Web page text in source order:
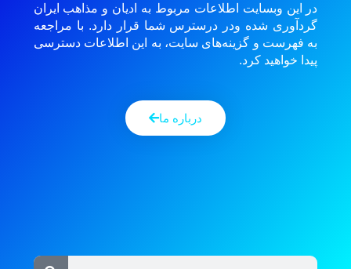
در این وبسایت اطلاعات مربوط به ادیان و مذاهب ایران
گردآوری شده ودر درسترس شما قرار دارد. با مراجعه
به فهرست و گزینه‌های سایت، به این اطلاعات دسترسی
پیدا خواهید کرد.
درباره ما